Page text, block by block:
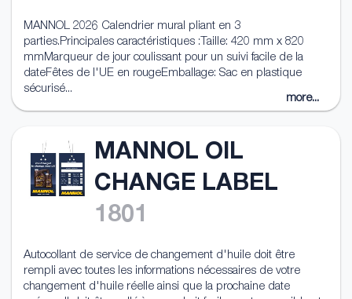
MANNOL 2026 Calendrier mural pliant en 3
parties.Principales caractéristiques :Taille: 420 mm x 820
mmMarqueur de jour coulissant pour un suivi facile de la
dateFêtes de l'UE en rougeEmballage: Sac en plastique
sécurisé...
more...
MANNOL OIL
CHANGE LABEL
1801
Autocollant de service de changement d'huile doit être
rempli avec toutes les informations nécessaires de votre
changement d'huile réelle ainsi que la prochaine date